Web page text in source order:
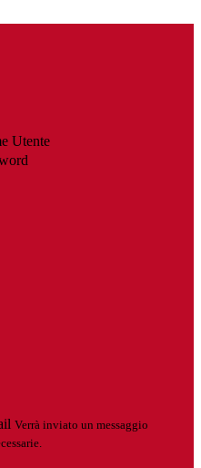
Utente
Verrà inviato un messaggio